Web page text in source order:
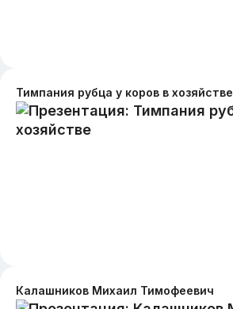
Тимпания рубца у коров в хозяйстве
Калашников Михаил Тимофеевич